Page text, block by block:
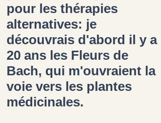
pour les thérapies
alternatives: je
découvrais d'abord il y a
20 ans les Fleurs de
Bach, qui m'ouvraient la
voie vers les plantes
médicinales.